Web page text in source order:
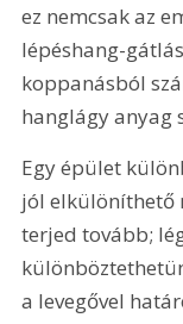
ez nemcsak az
lépéshang-
koppanásból
hanglágy anyag
Egy épület
jól elkülöníthető
terjed tovább;
a levegővel